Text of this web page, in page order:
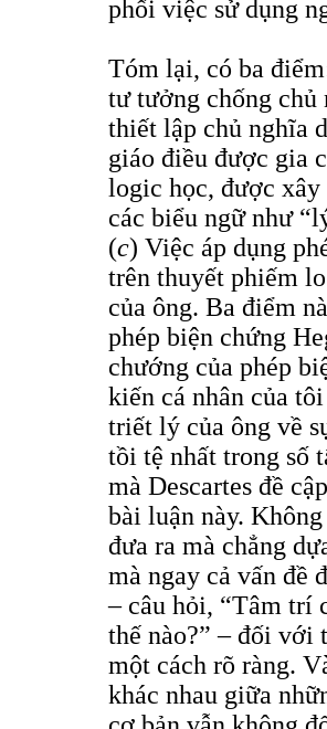
phối việc sử dụng
Tóm lại, có ba
tư tưởng chống chủ
thiết lập chủ nghĩa
giáo điều được gia
logic học, được xây
các biểu ngữ như
(c) Việc áp dụng
trên thuyết phiếm
của ông. Ba điểm
phép biện chứng
chướng của phép
kiến cá nhân của
triết lý của ông về
tồi tệ nhất trong số
mà Descartes đề
bài luận này.
đưa ra mà chẳng
mà ngay cả vấn đề
– câu hỏi, “Tâm trí
thế nào?” – đối với
một cách rõ ràng.
khác nhau giữa